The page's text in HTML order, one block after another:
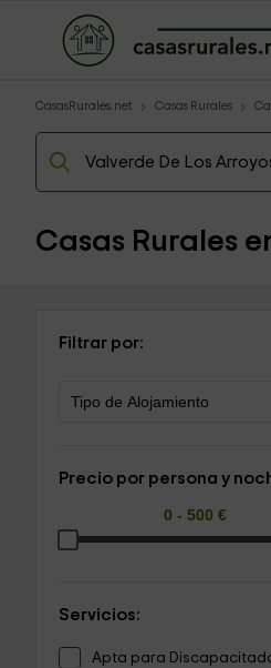
CasasRurales.net Casas Rurales
Casas Rurales
Filtrar por:
Precio por persona y
Servicios:
Apta para